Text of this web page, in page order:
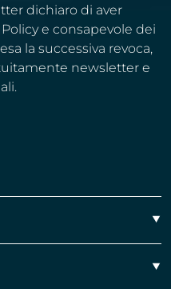
dichiaro di aver
e consapevole dei
la successiva revoca,
newsletter e